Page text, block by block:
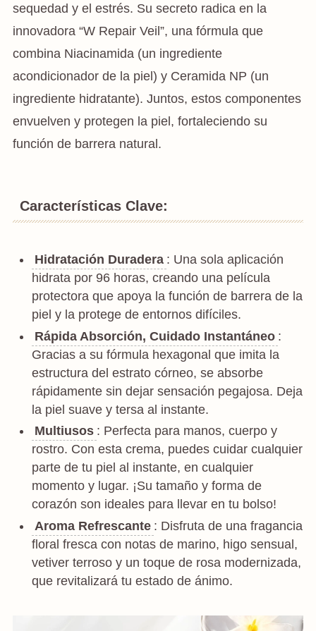
sequedad y el estrés. Su secreto radica en la
innovadora “W Repair Veil”, una fórmula que
combina Niacinamida (un ingrediente
acondicionador de la piel) y Ceramida NP (un
ingrediente hidratante). Juntos, estos componentes
envuelven y protegen la piel, fortaleciendo su
función de barrera natural.
Características Clave:
Hidratación Duradera : Una sola aplicación
hidrata por 96 horas, creando una película
protectora que apoya la función de barrera de la
piel y la protege de entornos difíciles.
Rápida Absorción, Cuidado Instantáneo :
Gracias a su fórmula hexagonal que imita la
estructura del estrato córneo, se absorbe
rápidamente sin dejar sensación pegajosa. Deja
la piel suave y tersa al instante.
Multiusos : Perfecta para manos, cuerpo y
rostro. Con esta crema, puedes cuidar cualquier
parte de tu piel al instante, en cualquier
momento y lugar. ¡Su tamaño y forma de
corazón son ideales para llevar en tu bolso!
Aroma Refrescante : Disfruta de una fragancia
floral fresca con notas de marino, higo sensual,
vetiver terroso y un toque de rosa modernizada,
que revitalizará tu estado de ánimo.